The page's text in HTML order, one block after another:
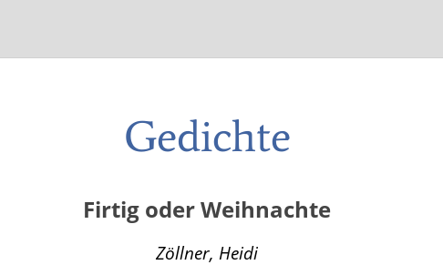
Gedichte
Firtig oder Weihnachte
Zöllner, Heidi